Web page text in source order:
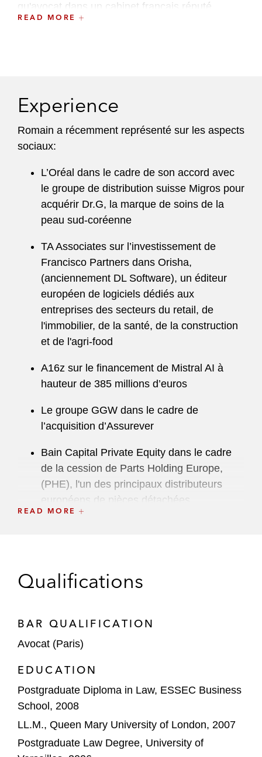
qu'avocat dans un cabinet français réputé.
Compte tenu de son importante expérience en
d'audience, qu’avec des comités d'entreprise et
des syndicats, ou encore des cadres dirigeants,
aidant ainsi ses clients à détecter, éviter ou
atténuer des situations potentiellement
génératrices de risques.
READ MORE
Experience
Romain a récemment représenté sur les aspects
sociaux:
L’Oréal dans le cadre de son accord avec
le groupe de distribution suisse Migros pour
acquérir Dr.G, la marque de soins de la
peau sud-coréenne
TA Associates sur l’investissement de
Francisco Partners dans Orisha,
(anciennement DL Software), un éditeur
européen de logiciels dédiés aux
entreprises des secteurs du retail, de
l'immobilier, de la santé, de la construction
et de l'agri-food
A16z sur le financement de Mistral AI à
hauteur de 385 millions d’euros
Le groupe GGW dans le cadre de
l’acquisition d’Assurever
Bain Capital Private Equity dans le cadre
de la cession de Parts Holding Europe,
(PHE), l'un des principaux distributeurs
européens de pièces détachées
automobiles au groupe D'Ieteren
dans le cadre de son acquisition par Vivalto
Partners, accompagné d’un consortium
d'acquisition des activités d'information
juridique de Thomson Reuters en Espagne
France
SK Capital dans le cadre de son acquisition
de SEQENS
READ MORE
Qualifications
BAR QUALIFICATION
Avocat (Paris)
EDUCATION
Postgraduate Diploma in Law, ESSEC Business
School, 2008
LL.M., Queen Mary University of London, 2007
Postgraduate Law Degree, University of